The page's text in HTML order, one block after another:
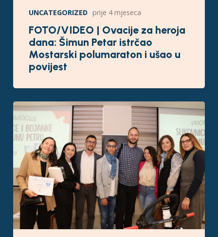
UNCATEGORIZED prije 4 mjeseca
FOTO/VIDEO | Ovacije za heroja
dana: Šimun Petar istrčao
Mostarski polumaraton i ušao u
povijest